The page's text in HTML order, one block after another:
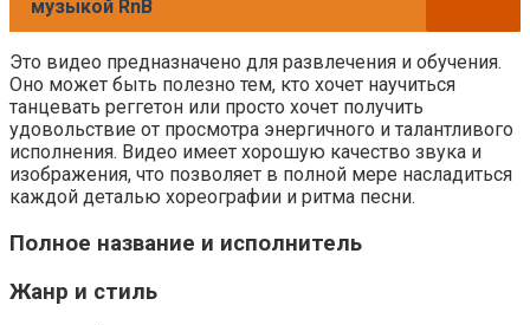
музыкой RnB
Это видео предназначено для развлечения и обучения.
Оно может быть полезно тем, кто хочет научиться
танцевать реггетон или просто хочет получить
удовольствие от просмотра энергичного и талантливого
исполнения. Видео имеет хорошую качество звука и
изображения, что позволяет в полной мере насладиться
каждой деталью хореографии и ритма песни.
Полное название и исполнитель
Жанр и стиль